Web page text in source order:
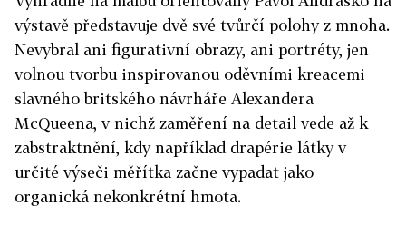
výstavě představuje dvě své tvůrčí polohy z mnoha.
Nevybral ani figurativní obrazy, ani portréty, jen
volnou tvorbu inspirovanou oděvními kreacemi
slavného britského návrháře Alexandera
McQueena, v nichž zaměření na detail vede až k
zabstraktnění, kdy například drapérie látky v
určité výseči měřítka začne vypadat jako
organická nekonkrétní hmota.